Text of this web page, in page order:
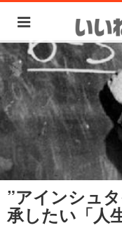
”アインシュ
承したい「人